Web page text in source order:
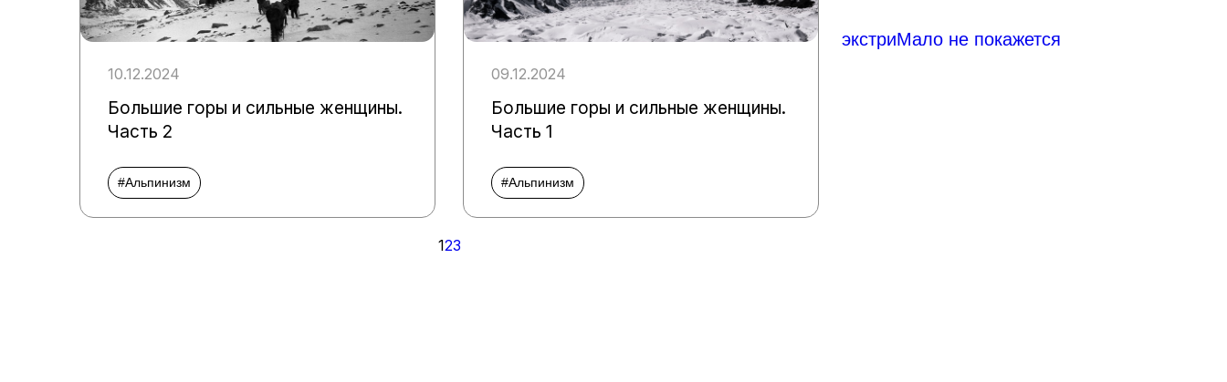
10.12.2024
Большие горы и сильные женщины.
Часть 2
#Альпинизм
09.12.2024
Большие горы и сильные женщины.
Часть 1
#Альпинизм
123
экстриМало не покажется